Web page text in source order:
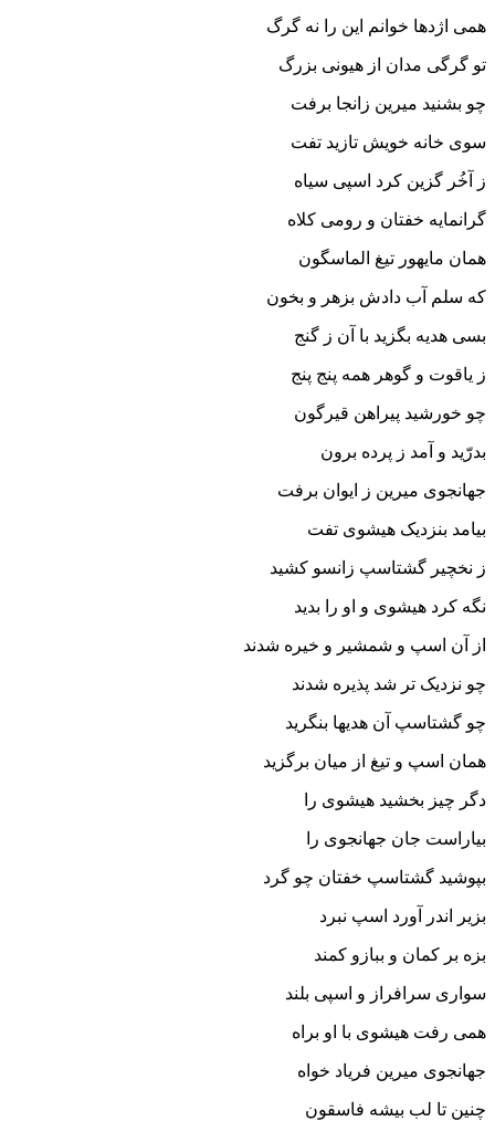
همى اژدها خوانم این را نه گرگ
تو گرگى مدان از هیونى بزرگ‏
چو بشنید میرین زانجا برفت
سوى خانه خویش تازید تفت‏
ز آخُر گزین کرد اسپى سیاه
گرانمایه خفتان و رومى کلاه‏
همان مایه‏ور تیغ الماس‏گون
که سلم آب دادش بزهر و بخون‏
بسى هدیه بگزید با آن ز گنج
ز یاقوت و گوهر همه پنج پنج‏
چو خورشید پیراهن قیرگون
بدرّید و آمد ز پرده برون‏
جهانجوى میرین ز ایوان برفت
بیامد بنزدیک هیشوى تفت‏
ز نخچیر گشتاسپ زانسو کشید
نگه کرد هیشوى و او را بدید
از آن اسپ و شمشیر و خیره شدند
چو نزدیک تر شد پذیره شدند
چو گشتاسپ آن هدیها بنگرید
همان اسپ و تیغ از میان برگزید
دگر چیز بخشید هیشوى را
بیاراست جان جهانجوى را
بپوشید گشتاسپ خفتان چو گرد
بزیر اندر آورد اسپ نبرد
بزه بر کمان و ببازو کمند
سوارى سرافراز و اسپى بلند
همى رفت هیشوى با او براه
جهانجوى میرین فریاد خواه‏
چنین تا لب بیشه فاسقون